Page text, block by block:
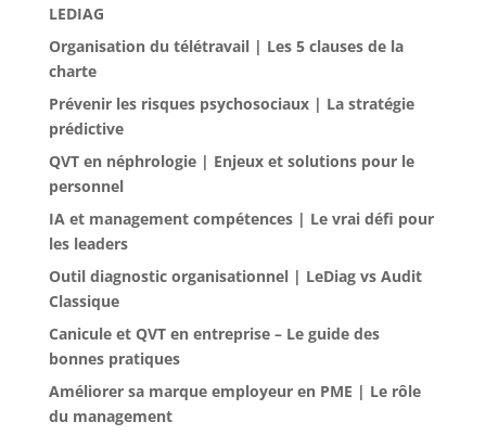
LEDIAG
Organisation du télétravail | Les 5 clauses de la
charte
Prévenir les risques psychosociaux | La stratégie
prédictive
QVT en néphrologie | Enjeux et solutions pour le
personnel
IA et management compétences | Le vrai défi pour
les leaders
Outil diagnostic organisationnel | LeDiag vs Audit
Classique
Canicule et QVT en entreprise – Le guide des
bonnes pratiques
Améliorer sa marque employeur en PME | Le rôle
du management